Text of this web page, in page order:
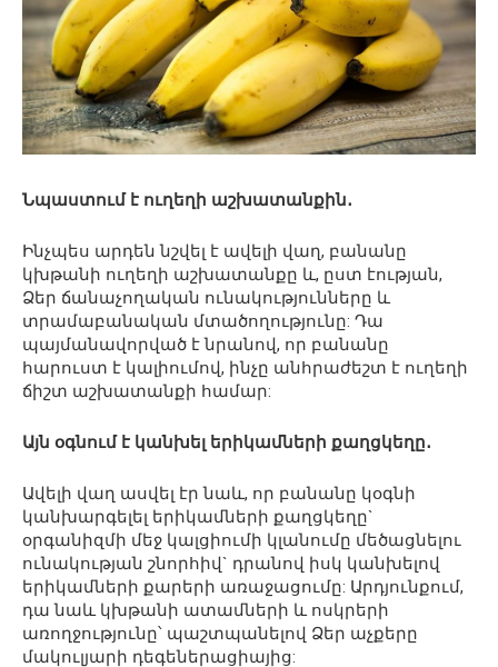
Նպաստում է ուղեղի աշխատանքին․
Ինչպես արդեն նշվել է ավելի վաղ, բանանը
կխթանի ուղեղի աշխատանքը և, ըստ էության,
Ձեր ճանաչողական ունակությունները և
տրամաբանական մտածողությունը: Դա
պայմանավորված է նրանով, որ բանանը
հարուստ է կալիումով, ինչը անհրաժեշտ է ուղեղի
ճիշտ աշխատանքի համար:
Այն օգնում է կանխել երիկամների քաղցկեղը․
Ավելի վաղ ասվել էր նաև, որ բանանը կօգնի
կանխարգելել երիկամների քաղցկեղը`
օրգանիզմի մեջ կալցիումի կլանումը մեծացնելու
ունակության շնորհիվ` դրանով իսկ կանխելով
երիկամների քարերի առաջացումը: Արդյունքում,
դա նաև կխթանի ատամների և ոսկրերի
առողջությունը՝ պաշտպանելով Ձեր աչքերը
մակուլյարի դեգեներացիայից: